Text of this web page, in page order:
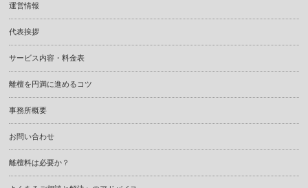
運営情報
代表挨拶
サービス内容・料金表
離檀を円満に進めるコツ
事務所概要
お問い合わせ
離檀料は必要か？